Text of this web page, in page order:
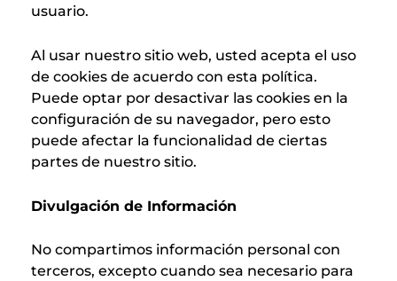
usuario.
Al usar nuestro sitio web, usted acepta el uso
de cookies de acuerdo con esta política.
Puede optar por desactivar las cookies en la
configuración de su navegador, pero esto
puede afectar la funcionalidad de ciertas
partes de nuestro sitio.
Divulgación de Información
No compartimos información personal con
terceros, excepto cuando sea necesario para